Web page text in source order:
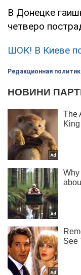
В Донецке
четверо
ШОК! В Киеве
Редакционная